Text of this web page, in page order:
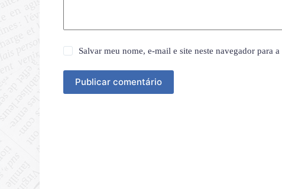
Salvar meu nome, e-mail e site neste navegador para
Publicar comentário